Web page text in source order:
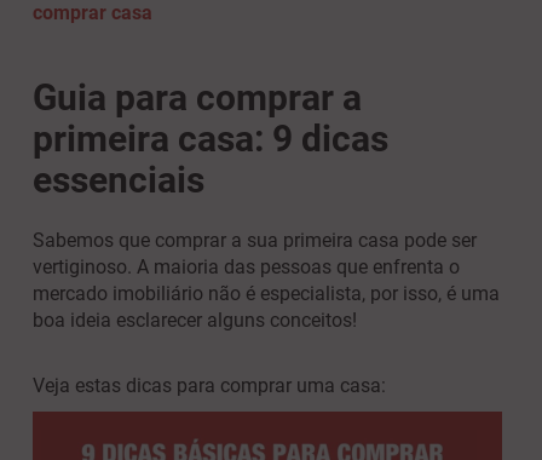
comprar casa
Guia para comprar a
primeira casa: 9 dicas
essenciais
Sabemos que comprar a sua primeira casa pode ser
vertiginoso. A maioria das pessoas que enfrenta o
mercado imobiliário não é especialista, por isso, é uma
boa ideia esclarecer alguns conceitos!
Veja estas dicas para comprar uma casa: